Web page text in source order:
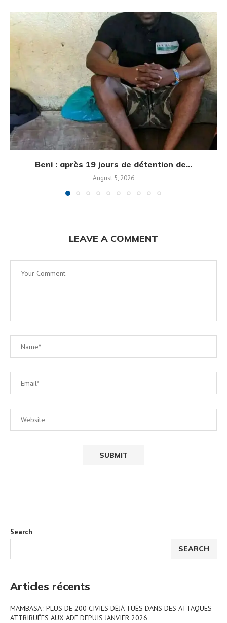
Beni : après 19 jours de détention de...
August 5, 2026
LEAVE A COMMENT
Search
SEARCH
Articles récents
MAMBASA : PLUS DE 200 CIVILS DÉJÀ TUÉS DANS DES ATTAQUES
ATTRIBUÉES AUX ADF DEPUIS JANVIER 2026